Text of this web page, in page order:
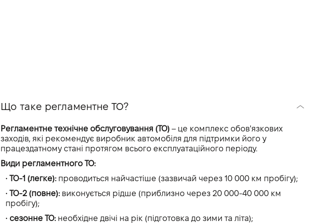
Що таке регламентне ТО?
Регламентне технічне обслуговування (ТО) – це комплекс обов'язкових
заходів, які рекомендує виробник автомобіля для підтримки його у
працездатному стані протягом всього експлуатаційного періоду.
Види регламентного ТО:
• ТО-1 (легке): проводиться найчастіше (зазвичай через 10 000 км пробігу);
• ТО-2 (повне): виконується рідше (приблизно через 20 000-40 000 км
пробігу);
• сезонне ТО: необхідне двічі на рік (підготовка до зими та літа);